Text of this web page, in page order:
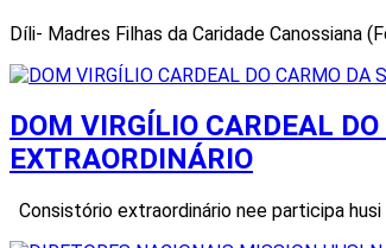
Díli- Madres Filhas da Caridade Canossiana
DOM VIRGÍLIO CARDEAL
EXTRAORDINÁRIO
Consistório extraordinário nee participa